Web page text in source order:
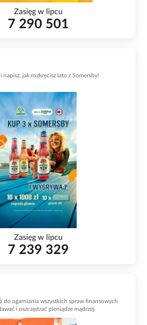
Zasięg w lipcu
7 290 501
napisz, jak rozkręcisz lato z Somersby!
Zasięg w lipcu
7 239 329
do ogarniania wszystkich spraw finansowych
i oszczędzać pieniądze mądrzej.